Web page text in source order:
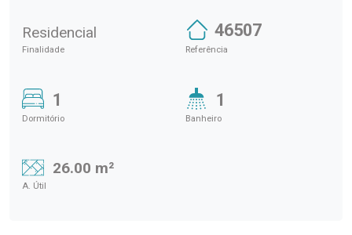
Residencial
Finalidade
46507
Referência
1
Dormitório
1
Banheiro
26.00 m²
A. Útil